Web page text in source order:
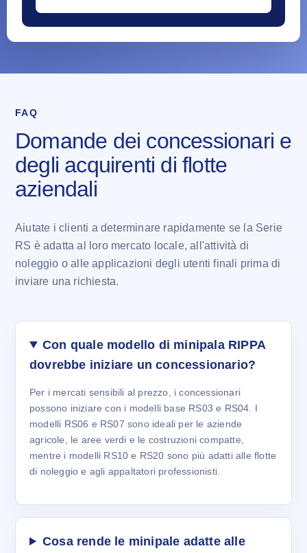
FAQ
Domande dei concessionari e
degli acquirenti di flotte
aziendali
Aiutate i clienti a determinare rapidamente se la Serie
RS è adatta al loro mercato locale, all'attività di
noleggio o alle applicazioni degli utenti finali prima di
inviare una richiesta.
Con quale modello di minipala RIPPA
dovrebbe iniziare un concessionario?
Per i mercati sensibili al prezzo, i concessionari
possono iniziare con i modelli base RS03 e RS04. I
modelli RS06 e RS07 sono ideali per le aziende
agricole, le aree verdi e le costruzioni compatte,
mentre i modelli RS10 e RS20 sono più adatti alle flotte
di noleggio e agli appaltatori professionisti.
Cosa rende le minipale adatte alle